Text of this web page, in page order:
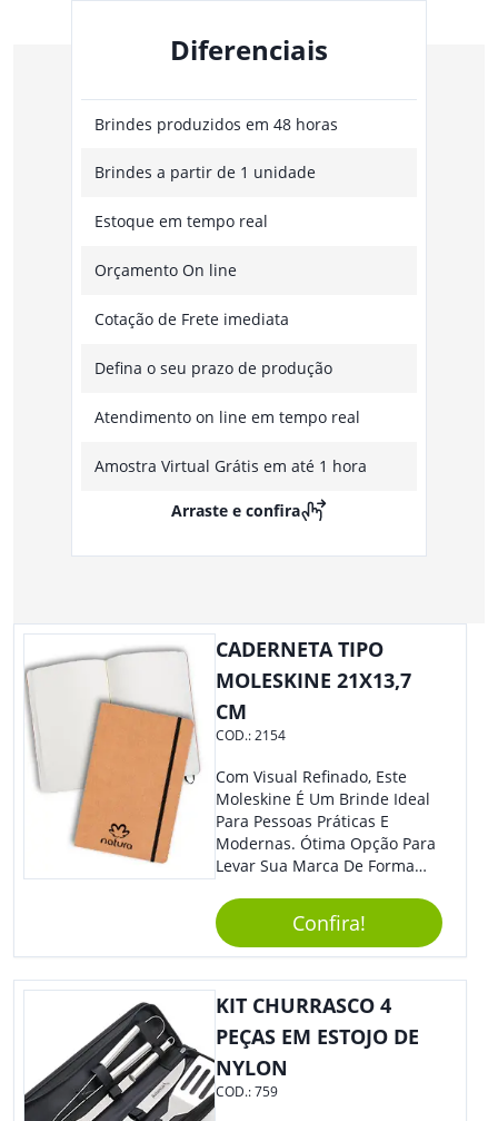
Diferenciais
Brindes produzidos em 48 horas
Brindes a partir de 1 unidade
Estoque em tempo real
Orçamento On line
Cotação de Frete imediata
Defina o seu prazo de produção
Atendimento on line em tempo real
Amostra Virtual Grátis em até 1 hora
Arraste e confira
CADERNETA TIPO
MOLESKINE 21X13,7
CM
COD.:2154
Com Visual Refinado, Este
Moleskine É Um Brinde Ideal
Para Pessoas Práticas E
Modernas. Ótima Opção Para
Levar Sua Marca De Forma
Sua Empresa Em Eventos,
Reuniões Corporativas Ou Até
Mesmo Para Presentear
Colaboradores E Parceiros De
Sua Empresa.
Confira!
KIT CHURRASCO 4
PEÇAS EM ESTOJO DE
NYLON
COD.:759